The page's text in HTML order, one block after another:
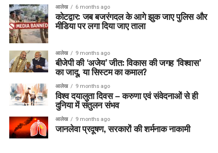
आलेख 6 months ago
कोटद्वार: जब बजरंगदल के आगे झुक जाए पुलिस और
मीडिया पर लगा दिया जाए ताला
आलेख 9 months ago
बीजेपी की ‘अजेय’ जीत: विकास की जगह ‘विश्वास’
का जादू, या सिस्टम का कमाल?
आलेख 9 months ago
विश्व दयालुता दिवस – करुणा एवं संवेदनाओं से ही
दुनिया में संतुलन संभव
आलेख 9 months ago
जानलेवा प्रदूषण, सरकारों की शर्मनाक नाकामी